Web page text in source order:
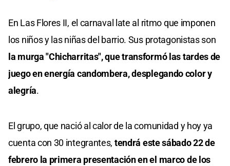
En Las Flores II, el carnaval late al ritmo que imponen
los niños y las niñas del barrio. Sus protagonistas son
la murga "Chicharritas", que transformó las tardes de
juego en energía candombera, desplegando color y
alegría.
El grupo, que nació al calor de la comunidad y hoy ya
cuenta con 30 integrantes, tendrá este sábado 22 de
febrero la primera presentación en el marco de los